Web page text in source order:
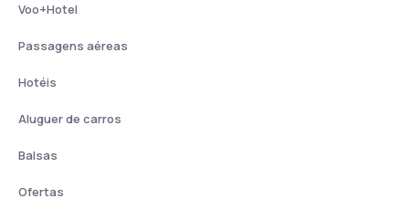
Voo+Hotel
Passagens aéreas
Hotéis
Aluguer de carros
Balsas
Ofertas